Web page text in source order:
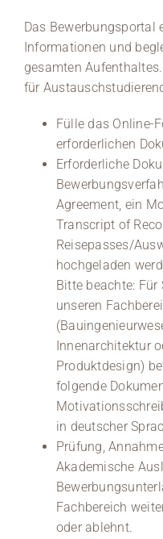
Das Bewerbungsportal
Informationen und
gesamten
für
Fülle das Online-
erforderlichen
Erforderliche
Agreement, ein
Transcript of
Reisepasses/
hochgeladen
Bitte beachte:
unseren
Innenarchitektur
Produktdesign)
folgende
in deutscher
Prüfung,
Akademische
Fachbereich
oder ablehnt.